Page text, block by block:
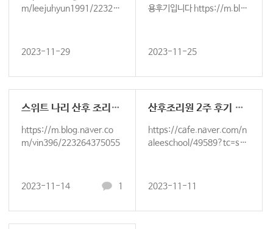
m/leejuhyun1991/223278
2023-11-29
용후기입니다 https://m.blo
2023-11-25
스위트 나리 산후 조리원 찐 이용후기
https://m.blog.naver.co
m/vin396/223264375055
1
2023-11-14
산후조리원 2주 후기 올립니다
https://cafe.naver.com/n
aleeschool/49589?tc=sha
2023-11-11